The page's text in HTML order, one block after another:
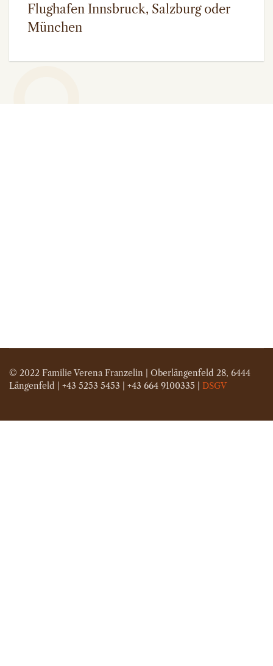
Flughafen Innsbruck, Salzburg oder
München
© 2022 Familie Verena Franzelin | Oberlängenfeld 28, 6444
Längenfeld
| +43 5253 5453 | +43 664 9100335 | DSGV